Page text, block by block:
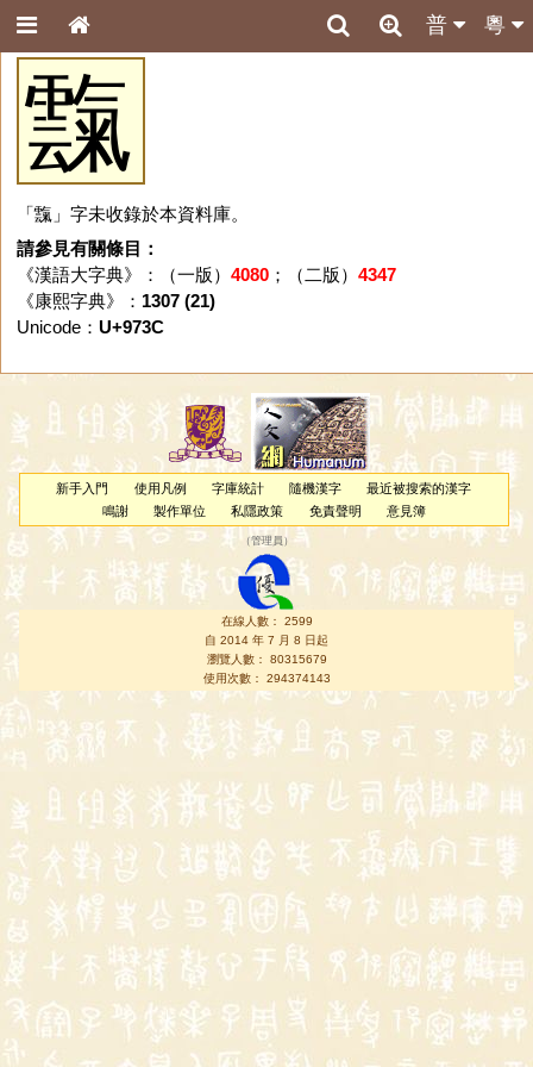
粵
普
霼
「霼」字未收錄於本資料庫。
請參見有關條目：
《漢語大字典》：（一版） 4080；（二版） 4347
《康熙字典》： 1307 (21)
Unicode： U+973C
新手入門 使用凡例 字庫統計 隨機漢字
最近被搜索的漢字
鳴謝
製作單位 私隱政策 免責聲明 意見簿
（管理員 ）
在線人數： 2599
自 2014 年 7 月 8 日起
瀏覽人數： 80315679
使用次數： 294374143